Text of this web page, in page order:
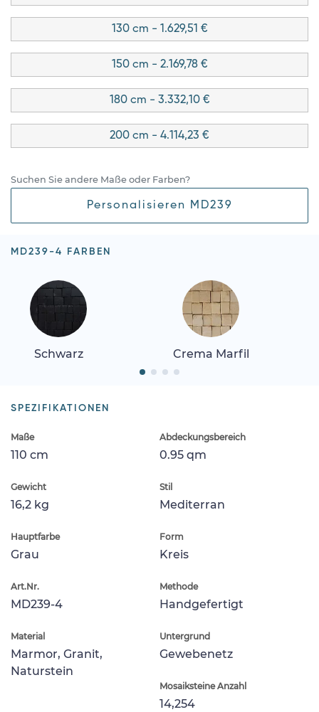
130 cm - 1.629,51 €
150 cm - 2.169,78 €
180 cm - 3.332,10 €
200 cm - 4.114,23 €
Suchen Sie andere Maße oder Farben?
Personalisieren MD239
MD239-4 FARBEN
Schwarz Crema Marfil
SPEZIFIKATIONEN
Maße
110 cm
Abdeckungsbereich
0.95 qm
Gewicht
16,2 kg
Stil
Mediterran
Hauptfarbe
Grau
Form
Kreis
Art.Nr.
MD239-4
Methode
Handgefertigt
Material
Marmor, Granit,
Naturstein
Untergrund
Gewebenetz
Mosaiksteine Anzahl
14,254